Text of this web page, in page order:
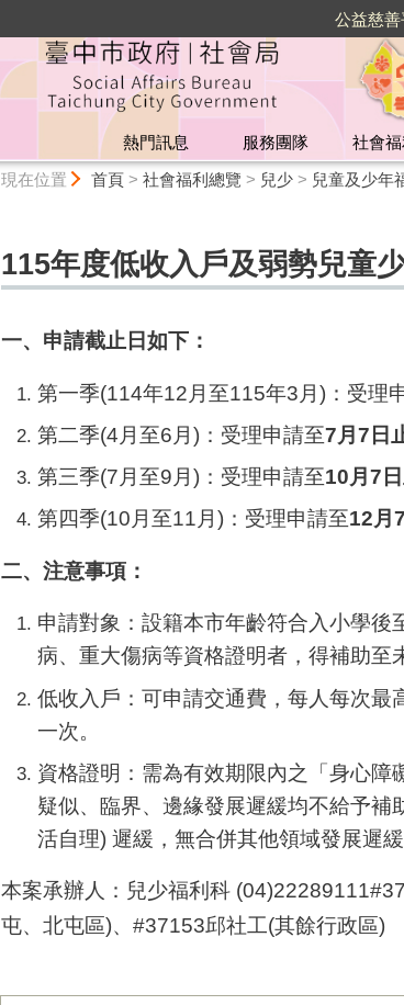
公益慈善
熱門訊息 服務團隊 社會
現在位置 首頁> 社會福利總覽 > 兒少> 兒童及少年
115年度低收入戶及弱勢兒童
一、申請截止日如下：
第一季(114年12月至115年3月)：受理
第二季(4月至6月)：受理申請至7月7日
第三季(7月至9月)：受理申請至10月7
第四季(10月至11月)：受理申請至12月
二、注意事項：
申請對象：設籍本市年齡符合入小學
病、重大傷病等資格證明者，得補助至
低收入戶：可申請交通費，每人每次
一次。
資格證明：需為有效期限內之「身心
疑似、臨界、邊緣發展遲緩均不給予補
活自理) 遲緩，無合併其他領域發展遲
本案承辦人：兒少福利科 (04)22289111#
屯、北屯區)、 #37153邱社工(其餘行政區)